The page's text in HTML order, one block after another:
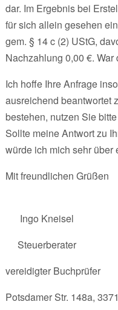
dar. Im Ergebnis bei
für sich allein gesehen
gem. § 14 c (2) UStG,
Nachzahlung 0,00 €.
Ich hoffe Ihre Anfrage
ausreichend beantwortet
bestehen, nutzen Sie
Sollte meine Antwort zu
würde ich mich sehr über
Mit freundlichen Grüßen
Ingo Kneisel
Steuerberater
vereidigter Buchprüfer
Potsdamer Str. 148a,